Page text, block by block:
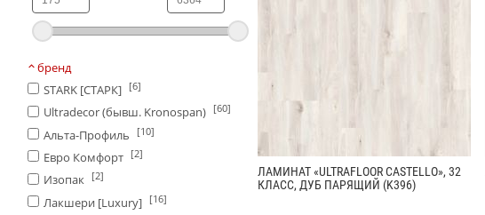
бренд
STARK [СТАРК] [6]
Ultradecor (бывш. Kronospan) [60]
Альта-Профиль [10]
Евро Комфорт [2]
Изопак [2]
Лакшери [Luxury] [16]
ЛАМИНАТ «ULTRAFLOOR CASTELLO», 32
КЛАСС, ДУБ ПАРЯЩИЙ (K396)